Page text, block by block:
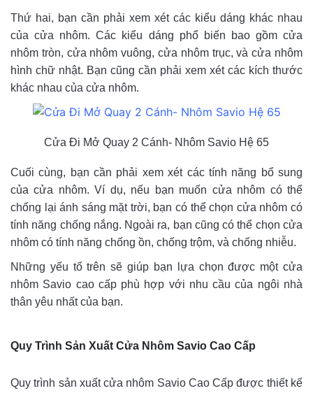
Thứ hai, bạn cần phải xem xét các kiểu dáng khác nhau
của cửa nhôm. Các kiểu dáng phổ biến bao gồm cửa
nhôm tròn, cửa nhôm vuông, cửa nhôm trục, và cửa nhôm
hình chữ nhật. Bạn cũng cần phải xem xét các kích thước
khác nhau của cửa nhôm.
Cửa Đi Mở Quay 2 Cánh- Nhôm Savio Hệ 65
Cuối cùng, bạn cần phải xem xét các tính năng bổ sung
của cửa nhôm. Ví dụ, nếu bạn muốn cửa nhôm có thể
chống lại ánh sáng mặt trời, bạn có thể chọn cửa nhôm có
tính năng chống nắng. Ngoài ra, bạn cũng có thể chọn cửa
nhôm có tính năng chống ồn, chống trộm, và chống nhiễu.
Những yếu tố trên sẽ giúp bạn lựa chọn được một cửa
nhôm Savio cao cấp phù hợp với nhu cầu của ngôi nhà
thân yêu nhất của bạn.
Quy Trình Sản Xuất Cửa Nhôm Savio Cao Cấp
Quy trình sản xuất cửa nhôm Savio Cao Cấp được thiết kế